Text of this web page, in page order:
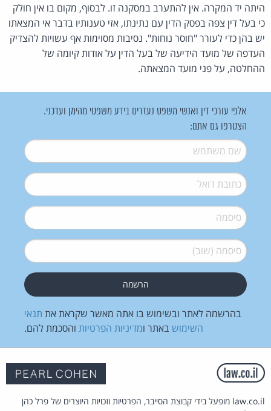
היתה יד המקרה. אין להתערב במסקנה זו. לבסוף, מקום בו אין חולק
כי בעל דין צפה בפסק הדין עם נתינתו, אזי טענותיו בדבר אי המצאתו
יש בהן כדי לעורר "חוסר נוחות". נסיבות מסוימות אף עשויות להצדיק
העדפה של מועד הידיעה של בעל הדין על אודות קיומה של
ההחלטה, על פני מועד המצאתה.
אלפי עורכי דין ואנשי משפט נעזרים בידע משפטי מהימן ועדכני.
הצטרפו גם אתם:
שם משתמש*
דואל*
סיסמה*
סיסמה (שוב)*
בהרשמה לאתר ובשימוש בו אתה מאשר שקראת את תנאי
השימוש באתר ומדיניות הפרטיות והסכמת להם.
law.co.il מופעל בידי קבוצת הסייבר, הפרטיות וזכויות היוצרים של פרל כהן